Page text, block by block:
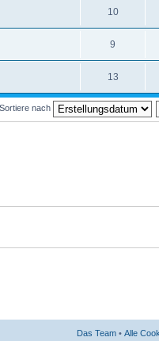
10
9
13
Sortiere nach
Das Team • Alle